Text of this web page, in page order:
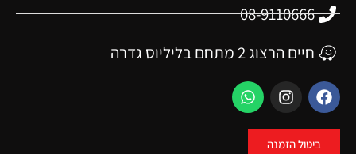
08-9110666
חיים הרצוג 2 מתחם בליליוס גדרה
ביטול הזמנה